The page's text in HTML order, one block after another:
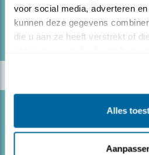
voor social media, adverteren
kunnen deze gegevens
die u aan ze heeft verstrekt of
Alles
lees meer
ZEEARENDEN VAN
Stellers zeearenden